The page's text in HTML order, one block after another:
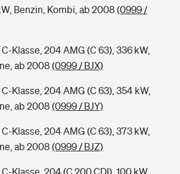
Benzin, Kombi, ab 2008 (0999 /
Klasse, 204 AMG (C 63), 336 kW,
ab 2008 (0999 / BJX)
Klasse, 204 AMG (C 63), 354 kW,
ab 2008 (0999 / BJY)
Klasse, 204 AMG (C 63), 373 kW,
ab 2008 (0999 / BJZ)
Klasse, 204 (C 200 CDI), 100 kW,